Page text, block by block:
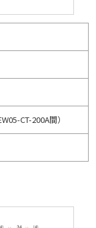
CT-200A間）